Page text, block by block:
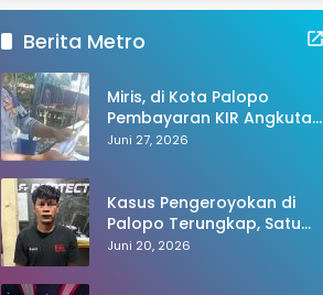
Berita Metro
Miris, di Kota Palopo
Pembayaran KIR Angkutan
Barang Capai Rp600 Ribu,
Juni 27, 2026
Kasus Pengeroyokan di
Palopo Terungkap, Satu
Tersangka Ditangkap
Juni 20, 2026